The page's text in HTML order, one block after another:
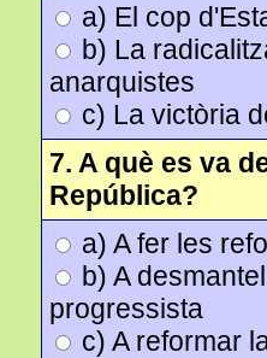
a) El cop
b) La
anarquistes
c) La victòria
7. A què es va
República?
a) A fer les
b) A
progressista
c) A reformar